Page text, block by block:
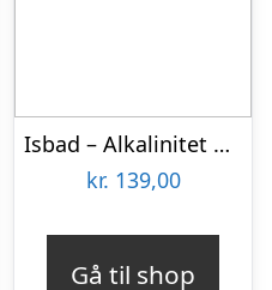
Isbad – Alkalinitet Up
kr. 139,00
Gå til shop